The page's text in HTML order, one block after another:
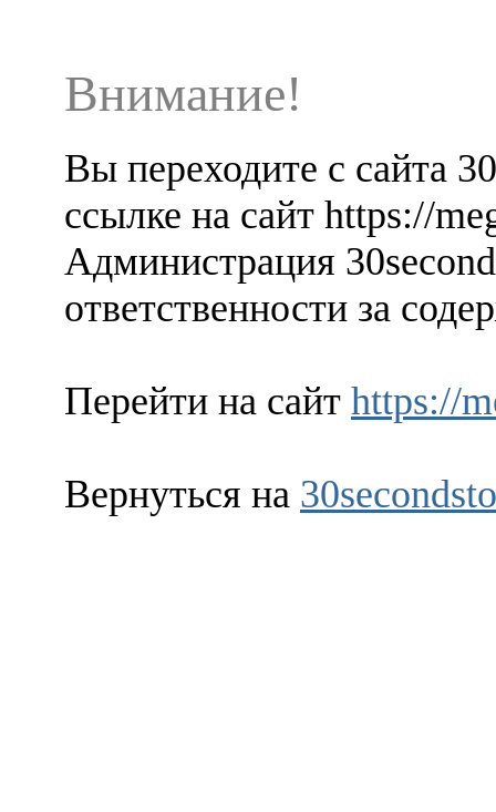
Внимание!
Вы переходите с сайта
ссылке на сайт https://
Администрация
ответственности за
Перейти на сайт https://
Вернуться на